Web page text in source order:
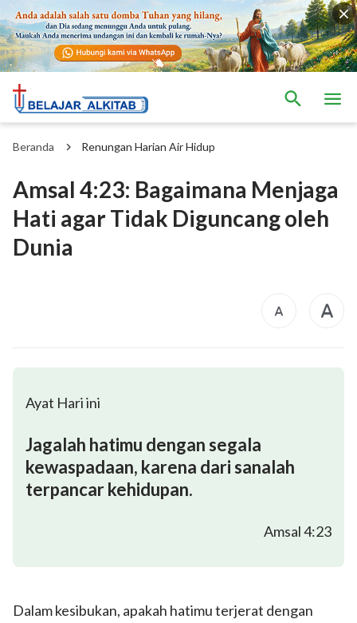
Beranda Renungan Harian Air Hidup
Amsal 4:23: Bagaimana Menjaga
Hati agar Tidak Diguncang oleh
Dunia
Ayat Hari ini
Jagalah hatimu dengan segala
kewaspadaan, karena dari sanalah
terpancar kehidupan.
Amsal 4:23
Dalam kesibukan, apakah hatimu terjerat dengan